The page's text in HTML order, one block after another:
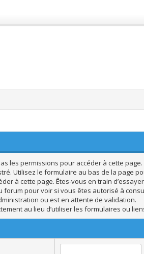
les permissions pour accéder à cette
Utilisez le formulaire au bas de la page
à cette page. Êtes-vous en train
forum pour voir si vous êtes autorisé à
ou est en attente de validation.
au lieu d’utiliser les formulaires ou